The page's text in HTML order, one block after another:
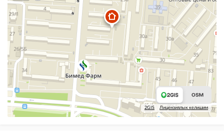
2GIS Лицензиялык келишим